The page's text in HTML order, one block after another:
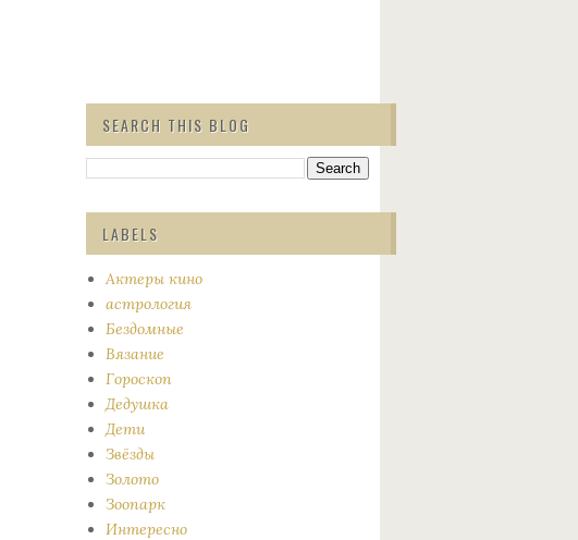
SEARCH THIS BLOG
LABELS
Актеры кино
астрология
Бездомные
Вязание
Гороскоп
Дедушка
Дети
Звёзды
Золото
Зоопарк
Интересно